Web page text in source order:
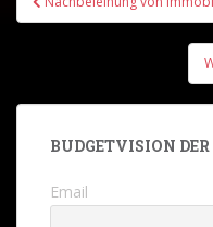
Navigation
BUDGETVISION
Email